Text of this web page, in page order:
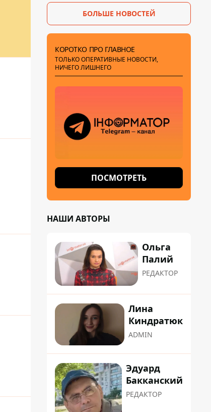
БОЛЬШЕ НОВОСТЕЙ
КОРОТКО ПРО ГЛАВНОЕ
ТОЛЬКО ОПЕРАТИВНЫЕ НОВОСТИ,
НИЧЕГО ЛИШНЕГО
ПОСМОТРЕТЬ
НАШИ АВТОРЫ
Ольга
Палий
РЕДАКТОР
Лина
Киндратюк
ADMIN
Эдуард
Бакканский
РЕДАКТОР